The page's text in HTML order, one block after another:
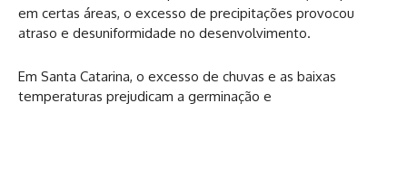
em certas áreas, o excesso de precipitações provocou
atraso e desuniformidade no desenvolvimento.
Em Santa Catarina, o excesso de chuvas e as baixas
temperaturas prejudicam a germinação e